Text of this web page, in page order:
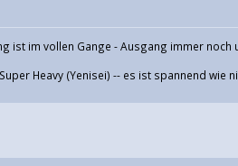
ist im vollen Gange - Ausgang immer noch
Heavy (Yenisei) -- es ist spannend wie